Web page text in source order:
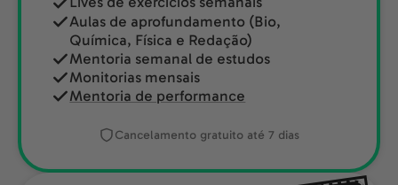
Aulas de aprofundamento (Bio,
Química, Física e Redação)
Mentoria semanal de estudos
Monitorias mensais
Mentoria de performance
Cancelamento gratuito até 7 dias